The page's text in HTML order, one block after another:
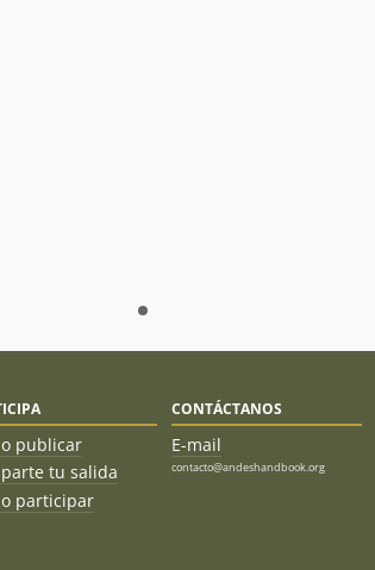
publicar
tu salida
participar
CONTÁCTANOS
E-mail
contacto@andeshandbook.org